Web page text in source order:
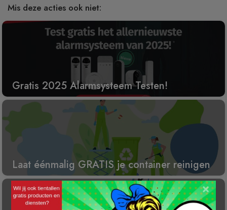
Mis deze acties ook niet:
Gratis 2025 Alarmsysteem Testen!
Laat éénmalig GRATIS je container reinigen
×